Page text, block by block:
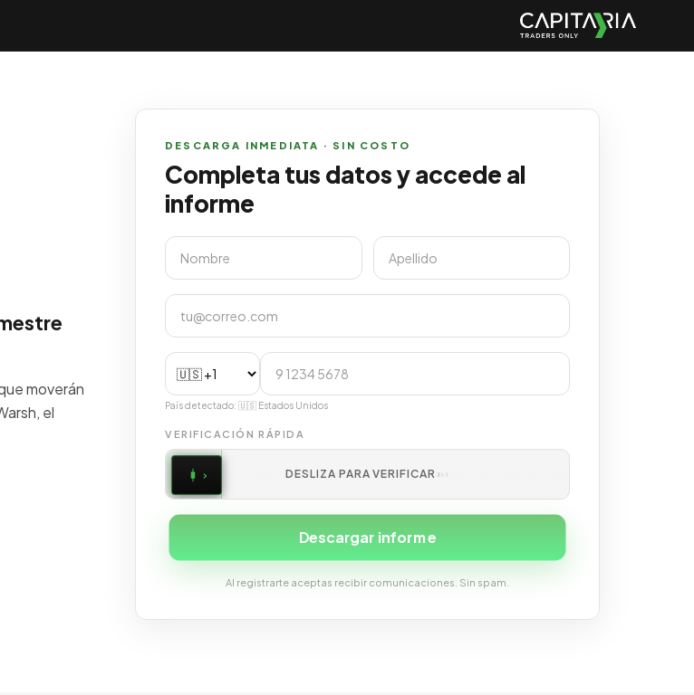
moverán
el
DESCARGA INMEDIATA · SIN COSTO
Completa tus datos y accede al
informe
País detectado: 🇺🇸 Estados Unidos
VERIFICACIÓN RÁPIDA
DESLIZA PARA VERIFICAR ›
›
Descargar informe
Al registrarte aceptas recibir comunicaciones. Sin spam.